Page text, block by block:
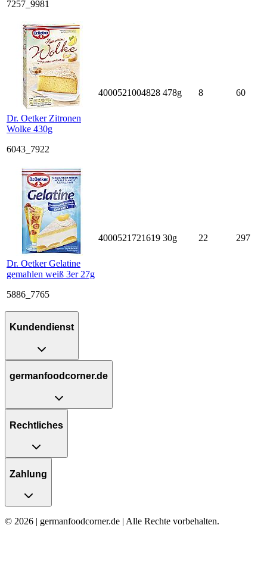
7257_9981
Dr. Oetker Zitronen
Wolke 430g
6043_7922
4000521004828 478g 8 60
Dr. Oetker Gelatine
gemahlen weiß 3er 27g
5886_7765
4000521721619 30g 22 297
Kundendienst
germanfoodcorner.de
Rechtliches
Zahlung
© 2026 | germanfoodcorner.de | Alle Rechte vorbehalten.